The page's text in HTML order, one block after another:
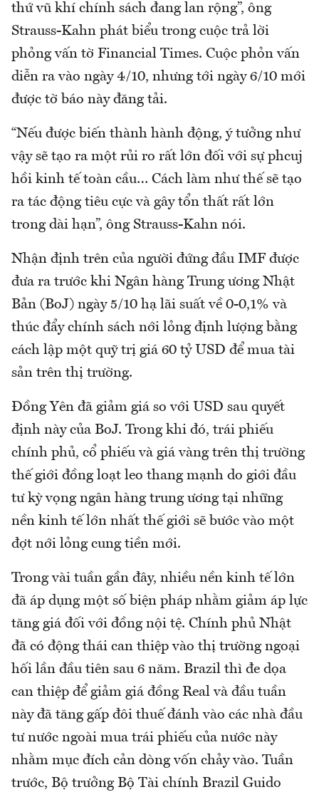
thứ vũ khí chính sách đang lan rộng”, ông
Strauss-Kahn phát biểu trong cuộc trả lời
phỏng vấn tờ Financial Times. Cuộc phỏn vấn
diễn ra vào ngày 4/10, nhưng tới ngày 6/10 mới
được tờ báo này đăng tải.
“Nếu được biến thành hành động, ý tưởng như
vậy sẽ tạo ra một rủi ro rất lớn đối với sự phcuj
hồi kinh tế toàn cầu… Cách làm như thế sẽ tạo
ra tác động tiêu cực và gây tổn thất rất lớn
trong dài hạn”, ông Strauss-Kahn nói.
Nhận định trên của người đứng đầu IMF được
đưa ra trước khi Ngân hàng Trung ương Nhật
Bản (BoJ) ngày 5/10 hạ lãi suất về 0-0,1% và
thúc đẩy chính sách nới lỏng định lượng bằng
cách lập một quỹ trị giá 60 tỷ USD để mua tài
sản trên thị trường.
Đồng Yên đã giảm giá so với USD sau quyết
định này của BoJ. Trong khi đó, trái phiếu
chính phủ, cổ phiếu và giá vàng trên thị trường
thế giới đồng loạt leo thang mạnh do giới đầu
tư kỳ vọng ngân hàng trung ương tại những
nền kinh tế lớn nhất thế giới sẽ bước vào một
đợt nới lỏng cung tiền mới.
Trong vài tuần gần đây, nhiều nền kinh tế lớn
đã áp dụng một số biện pháp nhằm giảm áp lực
tăng giá đối với đồng nội tệ. Chính phủ Nhật
đã có động thái can thiệp vào thị trường ngoại
hối lần đầu tiên sau 6 năm. Brazil thì đe dọa
can thiệp để giảm giá đồng Real và đầu tuần
này đã tăng gấp đôi thuế đánh vào các nhà đầu
tư nước ngoài mua trái phiếu của nước này
nhằm mục đích cản dòng vốn chảy vào. Tuần
trước, Bộ trưởng Bộ Tài chính Brazil Guido